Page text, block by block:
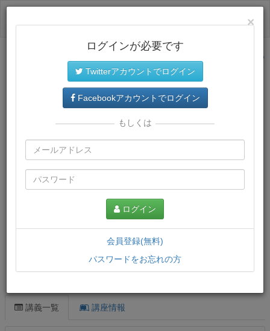
サイトトップに戻る
プレミアム会員では、教材がダウンロードでき、快適な動画
再生環境が提供されます。
講義一覧 講座情報
×
ログインが必要です
Twitterアカウントでログイン
Facebookアカウントでログイン
もしくは
ログイン
会員登録(無料)
パスワードをお忘れの方